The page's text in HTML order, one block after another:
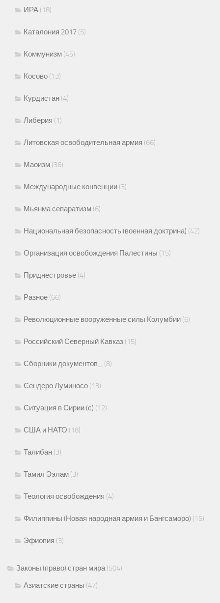
ИРА (18)
Каталония 2017 (5)
Коммунизм (45)
Косово (13)
Курдистан (4)
Либерия (1)
Литовская освободительная армия (66)
Маоизм (36)
Международные конвенции (3)
Мьянма сепаратизм (6)
Национальная безопасность (военная доктрина) (42)
Организация освобождения Палестины (15)
Приднестровье (4)
Разное (66)
Революционные вооруженные силы Колумбии (6)
Российский Северный Кавказ (15)
Сборники документов_ (8)
Сендеро Луминосо (13)
Ситуация в Сирии (с) (12)
США и НАТО (18)
Талибан (3)
Тамил Ээлам (3)
Теология освобождения (4)
Филиппины (Новая народная армия и Бангсаморо) (15)
Эфиопия (3)
Законы (право) стран мира(504)
Азиатские страны (47)